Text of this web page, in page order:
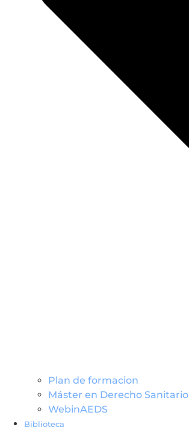
Plan de formacion
Máster en Derecho Sanitario
WebinAEDS
Biblioteca